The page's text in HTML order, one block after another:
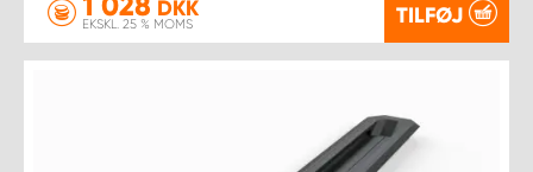
DKK
EKSKL. 25 % MOMS TILFØJ